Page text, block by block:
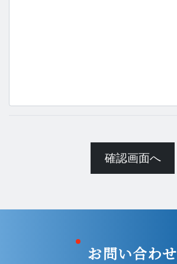
お問い合わせ